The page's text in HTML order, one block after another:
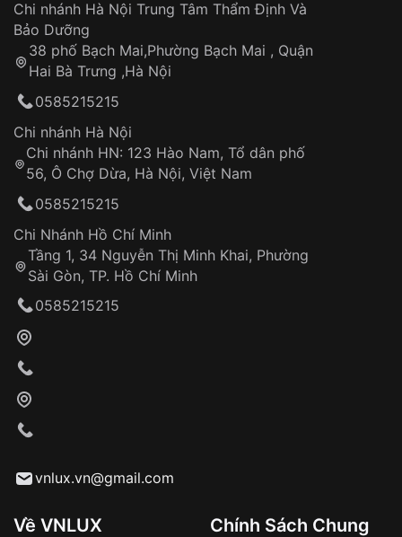
Áp dụng cho tất cả tỉnh thành trên toàn quốc
Thời gian tính từ khi xác nhận đơn hàng thành
công
Hotline: 0585 215 215
Từ khóa SEO:
Khách hàng kiểm tra và thanh toán trực tiếp
Từ khóa SEO:
Dây đeo
Sản phẩm đã bị:
Tự ý sửa chữa
thống VNLUX
Đảm bảo quyền lợi khách hàng
Đồng hành cùng khách hàng trong suốt quá
trình sử dụng
Chi nhánh Hà Nội Trung Tâm Thẩm Định Và
Bảo Dưỡng
38 phố Bạch Mai,Phường Bạch Mai , Quận
Hai Bà Trưng ,Hà Nội
0585215215
Chi nhánh Hà Nội
Chi nhánh HN: 123 Hào Nam, Tổ dân phố
56, Ô Chợ Dừa, Hà Nội, Việt Nam
0585215215
Chi Nhánh Hồ Chí Minh
Tầng 1, 34 Nguyễn Thị Minh Khai, Phường
Sài Gòn, TP. Hồ Chí Minh
0585215215
vnlux.vn@gmail.com
Về VNLUX Chính Sách Chung